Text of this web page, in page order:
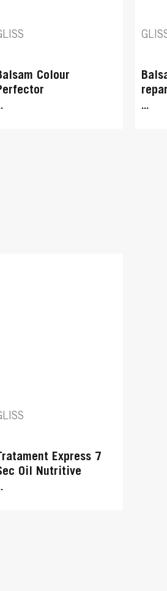
Colour
...
Express 7
Oil Nutritive